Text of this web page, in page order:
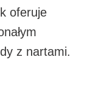
oferuje
z nartami.